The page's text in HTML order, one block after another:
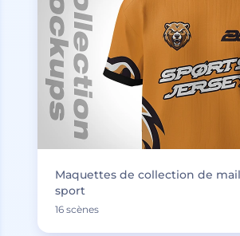
Maquettes de collection de
sport
16 scènes